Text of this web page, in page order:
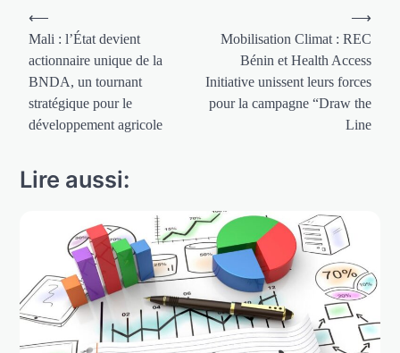
Navigation
de
l’article
⟵
Mali : l’État devient
actionnaire unique de la
BNDA, un tournant
stratégique pour le
développement agricole
Mobilisation Climat : REC
Bénin et Health Access
Initiative unissent leurs forces
pour la campagne “Draw the
Line
⟶
Lire aussi: